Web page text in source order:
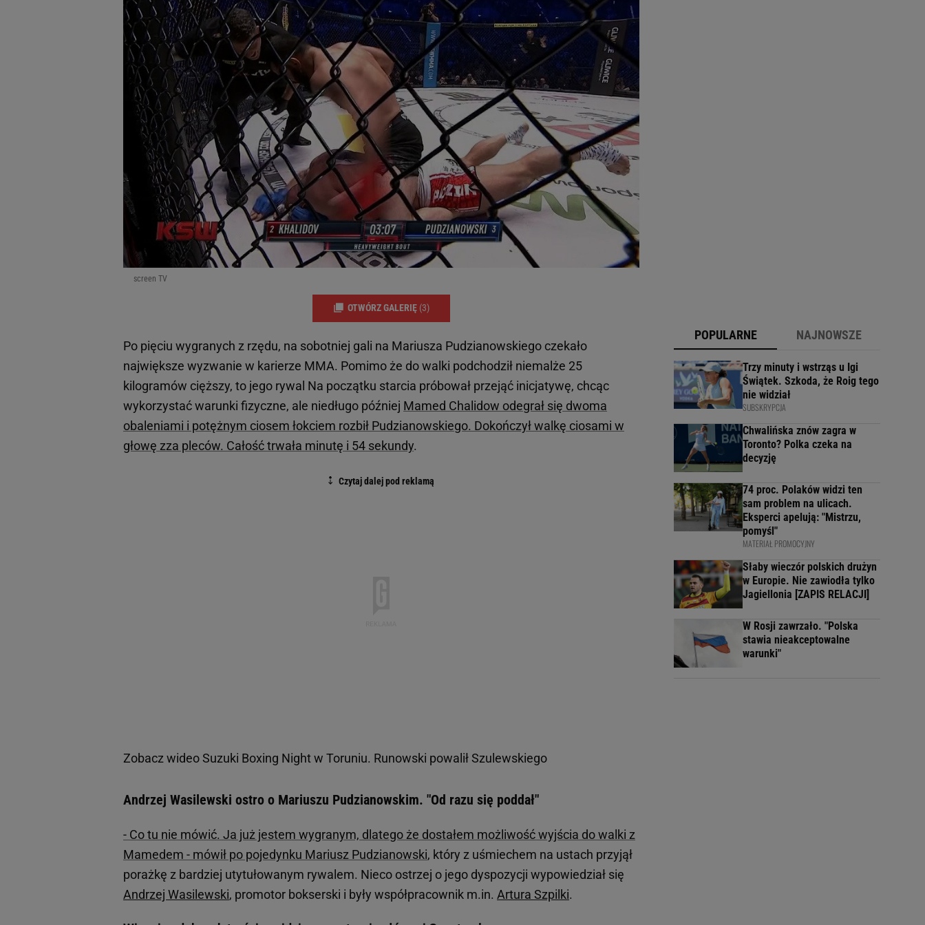
screen TV
OTWÓRZ GALERIĘ (3)
Po pięciu wygranych z rzędu, na sobotniej gali na Mariusza Pudzianowskiego czekało
największe wyzwanie w karierze MMA. Pomimo że do walki podchodził niemalże 25
kilogramów cięższy, to jego rywal Na początku starcia próbował przejąć inicjatywę, chcąc
wykorzystać warunki fizyczne, ale niedługo później Mamed Chalidow odegrał się dwoma
obaleniami i potężnym ciosem łokciem rozbił Pudzianowskiego. Dokończył walkę ciosami w
głowę zza pleców. Całość trwała minutę i 54 sekundy.
Zobacz wideoSuzuki Boxing Night w Toruniu. Runowski powalił Szulewskiego
Andrzej Wasilewski ostro o Mariuszu Pudzianowskim. "Od razu się poddał"
- Co tu nie mówić. Ja już jestem wygranym, dlatego że dostałem możliwość wyjścia do walki z
Mamedem - mówił po pojedynku Mariusz Pudzianowski, który z uśmiechem na ustach przyjął
porażkę z bardziej utytułowanym rywalem. Nieco ostrzej o jego dyspozycji wypowiedział się
Andrzej Wasilewski, promotor bokserski i były współpracownik m.in. Artura Szpilki.
POPULARNE NAJNOWSZE
Trzy minuty i wstrząs u Igi
Świątek. Szkoda, że Roig tego
nie widział
SUBSKRYPCJA
Chwalińska znów zagra w
Toronto? Polka czeka na
decyzję
74 proc. Polaków widzi ten
sam problem na ulicach.
Eksperci apelują: "Mistrzu,
pomyśl"
MATERIAŁ PROMOCYJNY
Słaby wieczór polskich drużyn
w Europie. Nie zawiodła tylko
Jagiellonia [ZAPIS RELACJI]
W Rosji zawrzało. "Polska
stawia nieakceptowalne
warunki"